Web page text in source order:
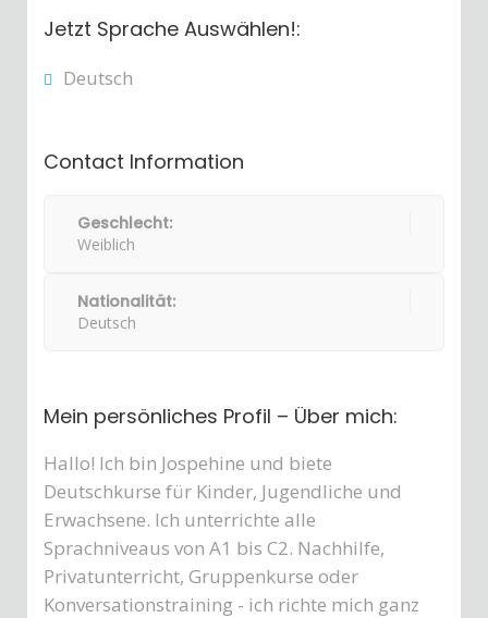
Jetzt Sprache Auswählen!:
Deutsch
Contact Information
Geschlecht:
Weiblich
Nationalität:
Deutsch
Mein persönliches Profil – Über mich:
Hallo! Ich bin Jospehine und biete
Deutschkurse für Kinder, Jugendliche und
Erwachsene. Ich unterrichte alle
Sprachniveaus von A1 bis C2. Nachhilfe,
Privatunterricht, Gruppenkurse oder
Konversationstraining - ich richte mich ganz